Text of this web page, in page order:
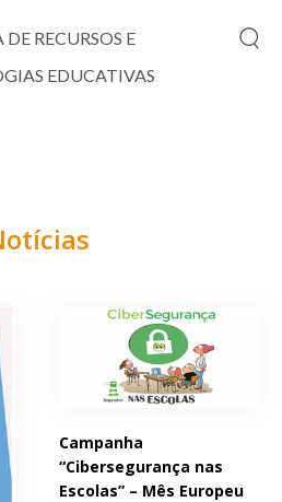
DE RECURSOS E
EDUCATIVAS
Campanha
“Cibersegurança nas
Escolas” – Mês Europeu